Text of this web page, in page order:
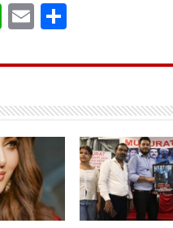
W
at
A
p
p
E
ai
S
ar